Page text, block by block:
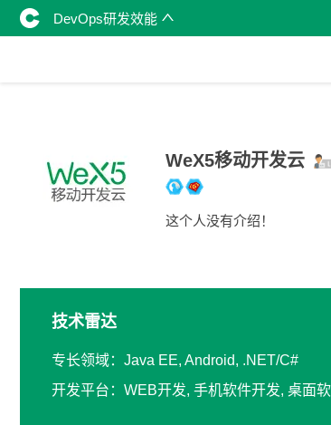
DevOps研发效能
WeX5移动开发云
这个人没有介绍！
技术雷达
专长领域：Java EE, Android, .NET/C#
开发平台：WEB开发, 手机软件开发, 桌面